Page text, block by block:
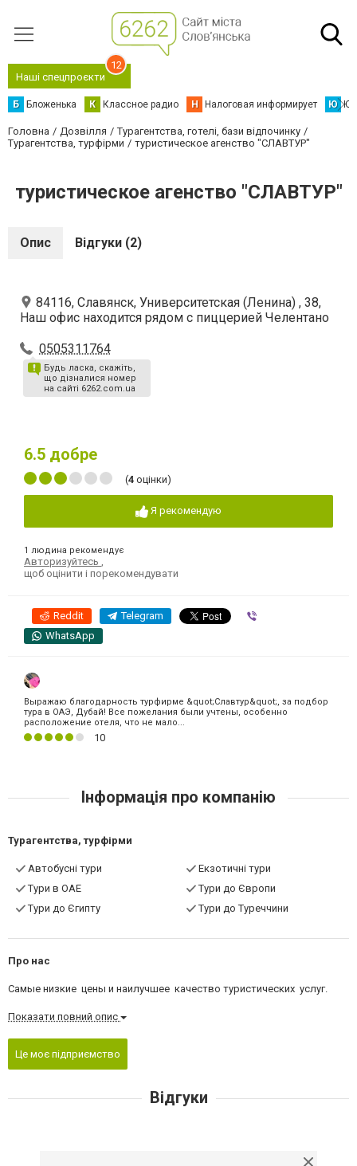
Наші спецпроєкти
12
Б Бложенька К Классное радио Н Налоговая информирует Ю
Головна Дозвілля
Турагентства, готелі, бази відпочинку
Турагентства, турфірми
туристическое агенство "СЛАВТУР"
туристическое агенство "СЛАВТУР"
Опис Відгуки (2)
84116, Славянск, Университетская (Ленина) , 38,
Наш офис находится рядом с пиццерией Челентано
0505311764
Будь ласка, скажіть,
що дізналися номер
на сайті 6262.com.ua
6.5 добре
(4 оцінки)
Я рекомендую
1 людина рекомендує
Авторизуйтесь
щоб оцінити і порекомендувати
Reddit Telegram
WhatsApp
Выражаю благодарность турфирме &quot;Славтур&quot;, за подбор
тура в ОАЭ, Дубай! Все пожелания были учтены, особенно
расположение отеля, что не мало...
10
Інформація про компанію
Турагентства, турфірми
Автобусні тури
Екзотичні тури
Тури в ОАЕ
Тури до Європи
Тури до Єгипту
Тури до Туреччини
Про нас
Самые низкие цены и наилучшее качество туристических услуг.
Показати повний опис
Це моє підприємство
Відгуки